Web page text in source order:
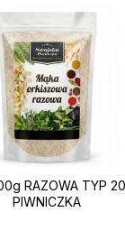
RAZOWA TYP
PIWNICZKA